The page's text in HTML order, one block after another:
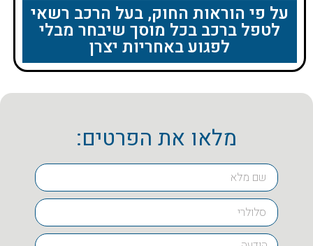
על פי הוראות החוק, בעל הרכב רשאי
לטפל ברכב בכל מוסך שיבחר מבלי
לפגוע באחריות יצרן
מלאו את הפרטים: